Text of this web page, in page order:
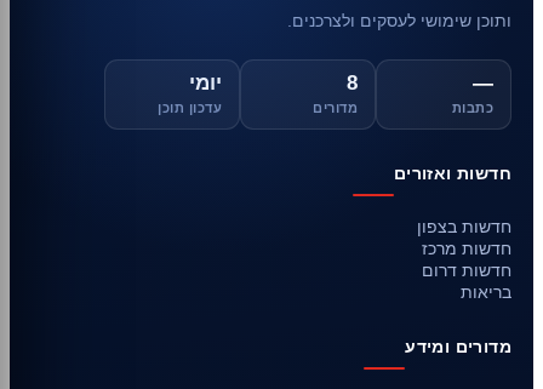
ותוכן שימושי לעסקים ולצרכנים.
—
כתבות
8
מדורים
יומי
עדכון תוכן
חדשות ואזורים
חדשות בצפון
חדשות מרכז
חדשות דרום
בריאות
מדורים ומידע